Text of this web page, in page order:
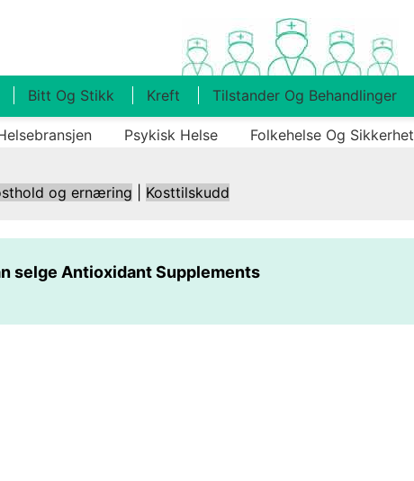
Bitt Og Stikk Kreft Tilstander Og Behandlinger
Psykisk Helse Folkehelse Og Sikkerhet
og ernæring Kosttilskudd
selge Antioxidant Supplements